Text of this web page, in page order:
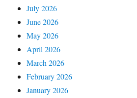
July 2026
June 2026
May 2026
April 2026
March 2026
February 2026
January 2026